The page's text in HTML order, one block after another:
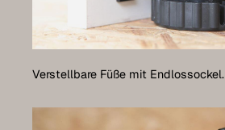
Verstellbare Füße mit Endlossockel.